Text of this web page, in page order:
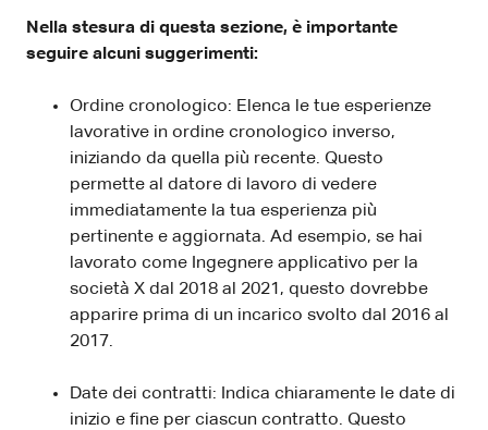
Nella stesura di questa sezione, è importante
seguire alcuni suggerimenti:
Ordine cronologico: Elenca le tue esperienze
lavorative in ordine cronologico inverso,
iniziando da quella più recente. Questo
permette al datore di lavoro di vedere
immediatamente la tua esperienza più
pertinente e aggiornata. Ad esempio, se hai
lavorato come Ingegnere applicativo per la
società X dal 2018 al 2021, questo dovrebbe
apparire prima di un incarico svolto dal 2016 al
2017.
Date dei contratti: Indica chiaramente le date di
inizio e fine per ciascun contratto. Questo